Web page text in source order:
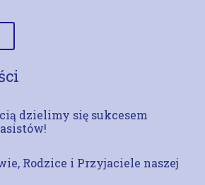
dzielimy się sukcesem
Rodzice i Przyjaciele naszej